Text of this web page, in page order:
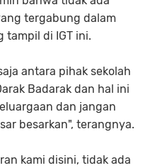
tergabung dalam
tampil di IGT ini.
antara pihak sekolah
Badarak dan hal ini
dan jangan
besarkan", terangnya.
kami disini, tidak ada